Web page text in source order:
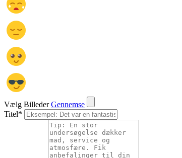
Vælg Billeder Gennemse
Titel*